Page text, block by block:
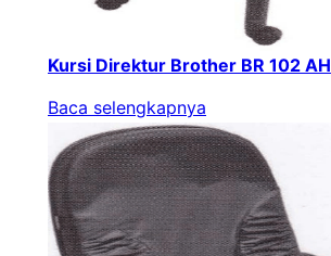
Kursi Direktur Brother BR 102 AH
Baca selengkapnya